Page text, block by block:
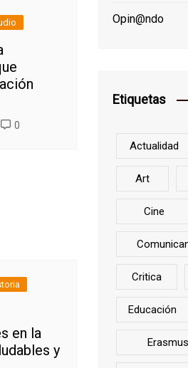
0
en la
y
Opin@ndo
Etiquetas
Actualidad
Art
Cine
Critica
Educación
Erasmus